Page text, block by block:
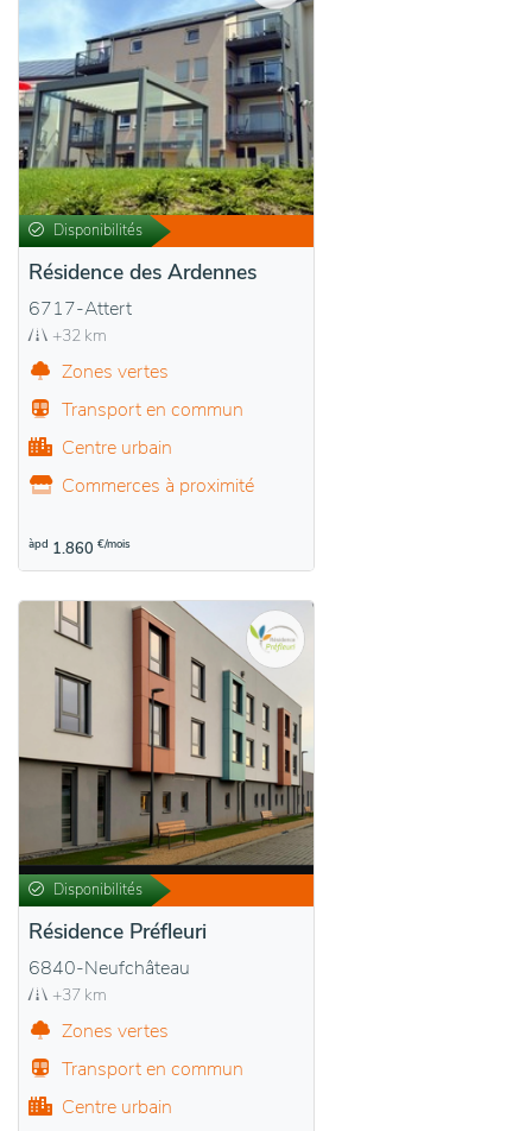
Disponibilités
Résidence des Ardennes
6717-Attert
+32 km
Zones vertes
Transport en commun
Centre urbain
Commerces à proximité
àpd 1.860 €/mois
Disponibilités
Résidence Préfleuri
6840-Neufchâteau
+37 km
Zones vertes
Transport en commun
Centre urbain